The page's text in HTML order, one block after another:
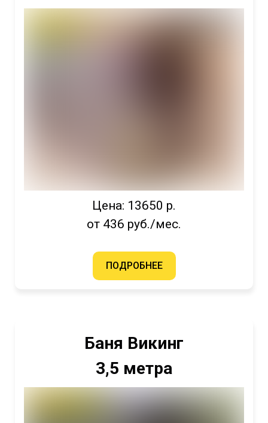
Цена: 13650 р.
от 436 руб./мес.
ПОДРОБНЕЕ
Баня Викинг
3,5 метра